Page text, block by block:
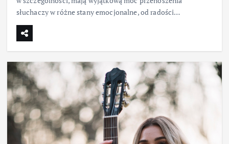
słuchaczy w różne stany emocjonalne, od radości…